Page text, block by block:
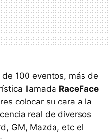
100 eventos, más de
llamada RaceFace
colocar su cara a la
real de diversos
GM, Mazda, etc el